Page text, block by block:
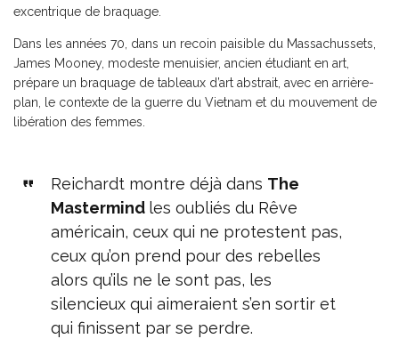
excentrique de braquage.
Dans les années 70, dans un recoin paisible du Massachussets,
James Mooney, modeste menuisier, ancien étudiant en art,
prépare un braquage de tableaux d’art abstrait, avec en arrière-
plan, le contexte de la guerre du Vietnam et du mouvement de
libération des femmes.
Reichardt montre déjà dans The
Mastermind les oubliés du Rêve
américain, ceux qui ne protestent pas,
ceux qu’on prend pour des rebelles
alors qu’ils ne le sont pas, les
silencieux qui aimeraient s’en sortir et
qui finissent par se perdre.